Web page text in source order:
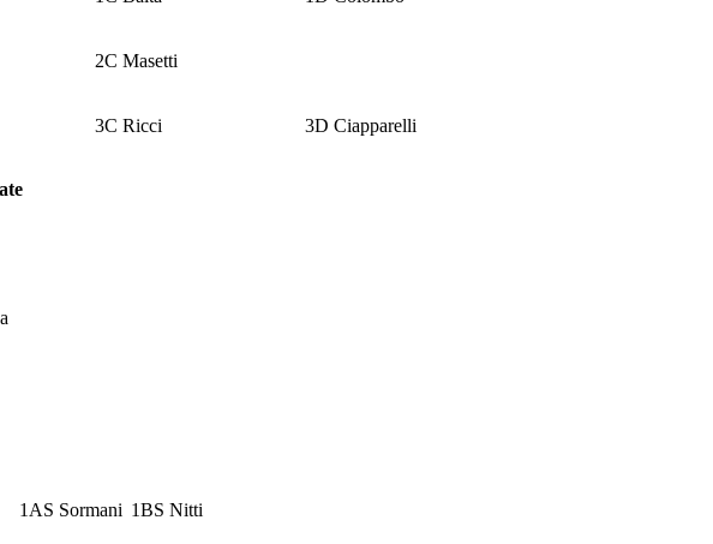
2C Masetti
3C Ricci 3D Ciapparelli
1AS Sormani 1BS Nitti